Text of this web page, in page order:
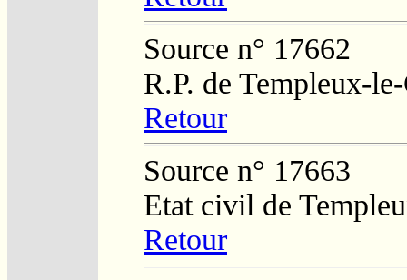
Source n° 17662
R.P. de Templeux-
Retour
Source n° 17663
Etat civil de
Retour